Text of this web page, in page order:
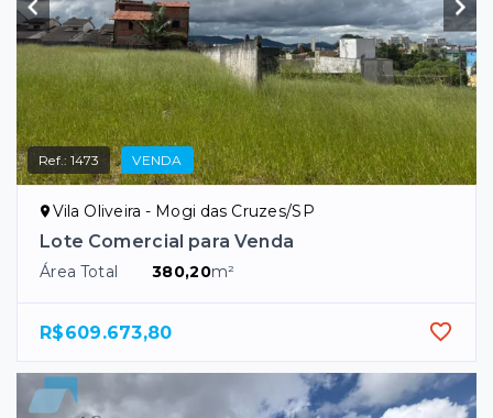
Ref.:1473 VENDA
Vila Oliveira - Mogi das Cruzes/SP
Lote Comercial para Venda
Área Total 380,20m²
R$609.673,80